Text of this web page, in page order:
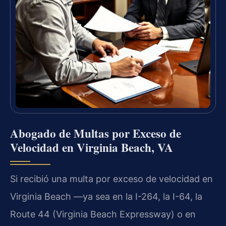
Abogado de Multas por Exceso de
Velocidad en Virginia Beach, VA
Si recibió una multa por exceso de velocidad en
Virginia Beach —ya sea en la I-264, la I-64, la
Route 44 (Virginia Beach Expressway) o en